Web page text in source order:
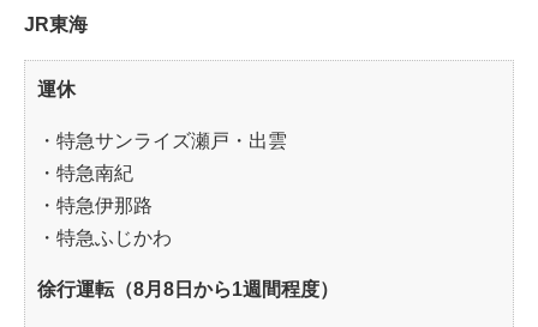
JR東海
運休
・特急サンライズ瀬戸・出雲
・特急南紀
・特急伊那路
・特急ふじかわ
徐行運転（8月8日から1週間程度）